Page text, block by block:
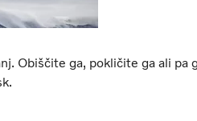
Obiščite ga, pokličite ga ali pa